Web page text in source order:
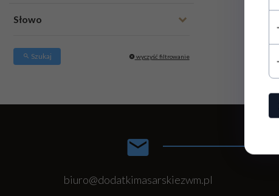
Słowo
Szukaj wyczyść filtrowanie
biuro@dodatkimasarskiezwm.pl